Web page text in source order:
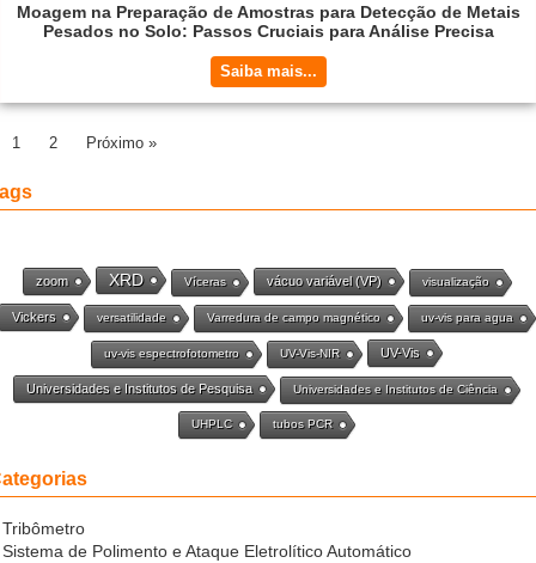
Moagem na Preparação de Amostras para Detecção de Metais
Pesados no Solo: Passos Cruciais para Análise Precisa
Saiba mais...
1 2 Próximo »
zoom XRD Víceras vácuo variável (VP) visualização
Vickers versatilidade Varredura de campo magnético uv-vis para agua
uv-vis espectrofotometro UV-Vis-NIR UV-Vis
Universidades e Institutos de Pesquisa Universidades e Institutos de Ciência
UHPLC tubos PCR
Tribômetro
Sistema de Polimento e Ataque Eletrolítico Automático